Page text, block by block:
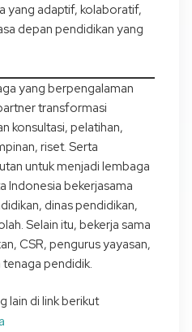
yang adaptif, kolaboratif,
depan pendidikan yang
yang berpengalaman
transformasi
konsultasi, pelatihan,
riset. Serta
untuk menjadi lembaga
Indonesia bekerjasama
dinas pendidikan,
Selain itu, bekerja sama
CSR, pengurus yayasan,
tenaga pendidik.
lain di link berikut